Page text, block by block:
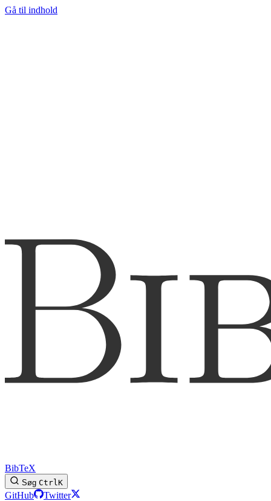
Gå til indhold
BibTeX
Søg CtrlK
GitHub
Twitter